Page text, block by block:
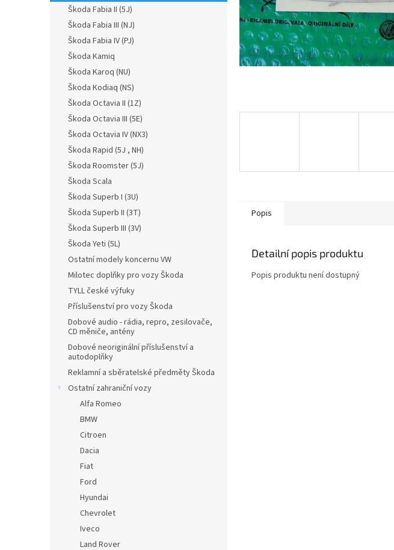
n
Škoda Fabia II (5J)
Škoda Fabia III (NJ)
Škoda Fabia IV (PJ)
Škoda Kamiq
Škoda Karoq (NU)
Škoda Kodiaq (NS)
Škoda Octavia II (1Z)
Škoda Octavia III (5E)
Škoda Octavia IV (NX3)
Škoda Rapid (5J , NH)
Škoda Roomster (5J)
Škoda Scala
Škoda Superb I (3U)
Škoda Superb II (3T)
Škoda Superb III (3V)
Škoda Yeti (5L)
Ostatní modely koncernu VW
Milotec doplňky pro vozy Škoda
TYLL české výfuky
Příslušenství pro vozy Škoda
Dobové audio - rádia, repro, zesilovače,
CD měniče, antény
Dobové neoriginální příslušenství a
autodoplňky
Reklamní a sběratelské předměty Škoda
Ostatní zahraniční vozy
Alfa Romeo
BMW
Citroen
Dacia
Fiat
Ford
Hyundai
Chevrolet
Iveco
Land Rover
Popis
Detailní popis produktu
Popis produktu není dostupný